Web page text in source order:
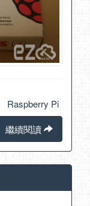
Raspberry Pi
繼續閱讀